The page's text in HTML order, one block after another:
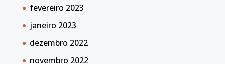
fevereiro 2023
janeiro 2023
dezembro 2022
novembro 2022